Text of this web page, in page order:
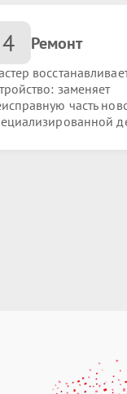
от
от
4 Ремонт
заменяет
часть